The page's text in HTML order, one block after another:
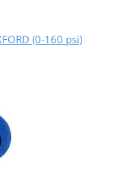
(0-160 psi)